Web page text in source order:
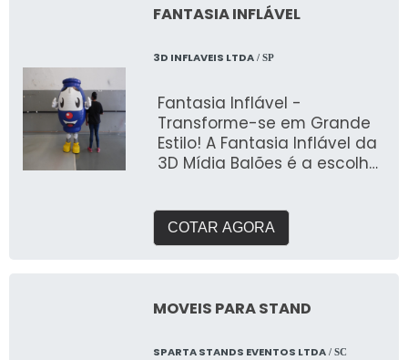
FANTASIA INFLÁVEL
3D INFLAVEIS LTDA/ SP
Fantasia Inflável -
Transforme-se em Grande
Estilo! A Fantasia Inflável da
3D Mídia Balões é a escolha
originalidade para qualquer
evento! Ideal para festas,
grande impacto garante
COTAR AGORA
MOVEIS PARA STAND
SPARTA STANDS EVENTOS LTDA/ SC